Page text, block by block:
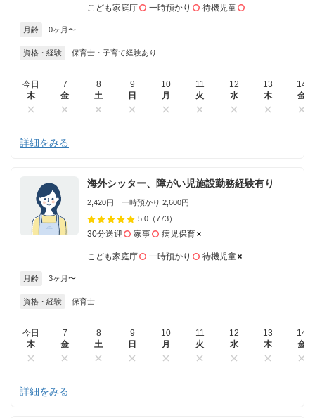
こども家庭庁 一時預かり 待機児童
月齢 0ヶ月〜
資格・経験 保育士・子育て経験あり
今日
木
7
金
8
土
9
日
10
月
11
火
12
水
13
木
14
金
詳細をみる
海外シッター、障がい児施設勤務経験有り
2,420円 一時預かり 2,600円
5.0 （773）
30分送迎 家事 病児保育
こども家庭庁 一時預かり 待機児童
月齢 3ヶ月〜
資格・経験 保育士
今日
木
7
金
8
土
9
日
10
月
11
火
12
水
13
木
14
金
詳細をみる